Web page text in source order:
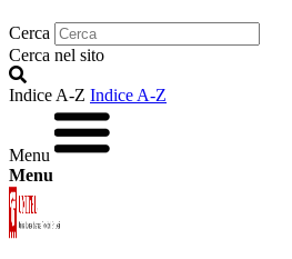
Cerca
Cerca nel sito
Indice A-Z Indice A-Z
Menu
Menu